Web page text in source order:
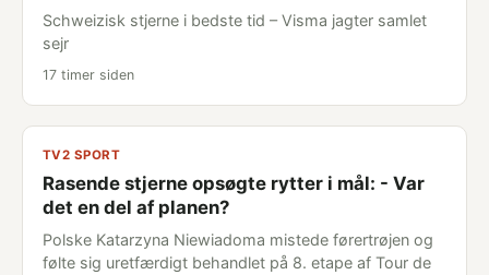
Schweizisk stjerne i bedste tid – Visma jagter samlet
sejr
17 timer siden
TV2 SPORT
Rasende stjerne opsøgte rytter i mål: - Var
det en del af planen?
Polske Katarzyna Niewiadoma mistede førertrøjen og
følte sig uretfærdigt behandlet på 8. etape af Tour de